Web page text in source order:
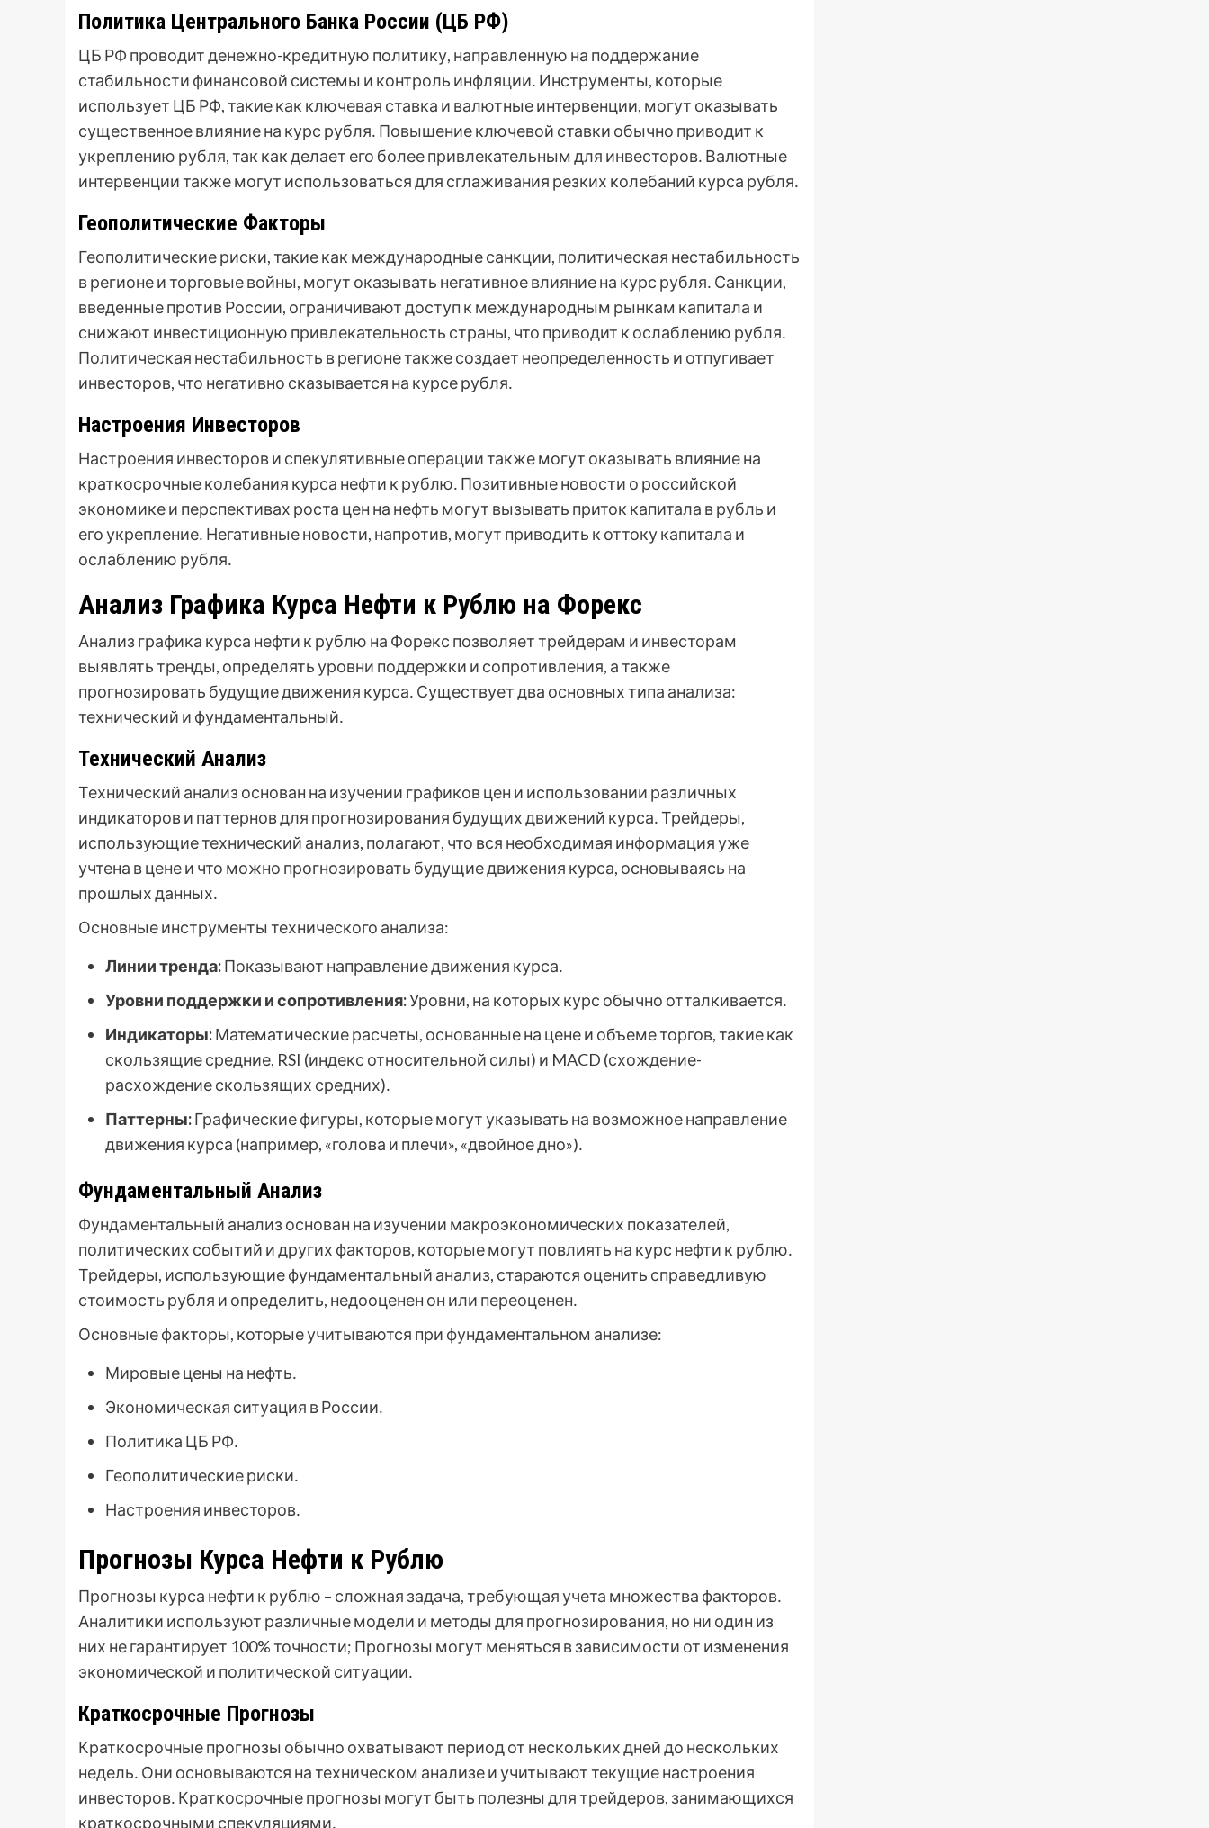
Политика Центрального Банка России (ЦБ РФ)
ЦБ РФ проводит денежно-кредитную политику, направленную на поддержание
стабильности финансовой системы и контроль инфляции․ Инструменты, которые
использует ЦБ РФ, такие как ключевая ставка и валютные интервенции, могут оказывать
существенное влияние на курс рубля․ Повышение ключевой ставки обычно приводит к
укреплению рубля, так как делает его более привлекательным для инвесторов․ Валютные
интервенции также могут использоваться для сглаживания резких колебаний курса рубля․
Геополитические Факторы
Геополитические риски, такие как международные санкции, политическая нестабильность
в регионе и торговые войны, могут оказывать негативное влияние на курс рубля․ Санкции,
введенные против России, ограничивают доступ к международным рынкам капитала и
снижают инвестиционную привлекательность страны, что приводит к ослаблению рубля․
Политическая нестабильность в регионе также создает неопределенность и отпугивает
инвесторов, что негативно сказывается на курсе рубля․
Настроения Инвесторов
Настроения инвесторов и спекулятивные операции также могут оказывать влияние на
краткосрочные колебания курса нефти к рублю․ Позитивные новости о российской
экономике и перспективах роста цен на нефть могут вызывать приток капитала в рубль и
его укрепление․ Негативные новости, напротив, могут приводить к оттоку капитала и
ослаблению рубля․
Анализ Графика Курса Нефти к Рублю на Форекс
Анализ графика курса нефти к рублю на Форекс позволяет трейдерам и инвесторам
выявлять тренды, определять уровни поддержки и сопротивления, а также
прогнозировать будущие движения курса․ Существует два основных типа анализа:
технический и фундаментальный․
Технический Анализ
Технический анализ основан на изучении графиков цен и использовании различных
индикаторов и паттернов для прогнозирования будущих движений курса․ Трейдеры,
использующие технический анализ, полагают, что вся необходимая информация уже
учтена в цене и что можно прогнозировать будущие движения курса, основываясь на
прошлых данных․
Основные инструменты технического анализа:
Линии тренда:Показывают направление движения курса․
Уровни поддержки и сопротивления:Уровни, на которых курс обычно отталкивается․
Индикаторы:Математические расчеты, основанные на цене и объеме торгов, такие как
скользящие средние, RSI (индекс относительной силы) и MACD (схождение-
расхождение скользящих средних)․
Паттерны:Графические фигуры, которые могут указывать на возможное направление
движения курса (например, «голова и плечи», «двойное дно»)․
Фундаментальный Анализ
Фундаментальный анализ основан на изучении макроэкономических показателей,
политических событий и других факторов, которые могут повлиять на курс нефти к рублю․
Трейдеры, использующие фундаментальный анализ, стараются оценить справедливую
стоимость рубля и определить, недооценен он или переоценен․
Основные факторы, которые учитываются при фундаментальном анализе:
Мировые цены на нефть․
Экономическая ситуация в России․
Политика ЦБ РФ․
Геополитические риски․
Настроения инвесторов․
Прогнозы Курса Нефти к Рублю
Прогнозы курса нефти к рублю – сложная задача, требующая учета множества факторов․
Аналитики используют различные модели и методы для прогнозирования, но ни один из
них не гарантирует 100% точности; Прогнозы могут меняться в зависимости от изменения
экономической и политической ситуации․
Краткосрочные Прогнозы
Краткосрочные прогнозы обычно охватывают период от нескольких дней до нескольких
недель․ Они основываются на техническом анализе и учитывают текущие настроения
инвесторов․ Краткосрочные прогнозы могут быть полезны для трейдеров, занимающихся
краткосрочными спекуляциями․